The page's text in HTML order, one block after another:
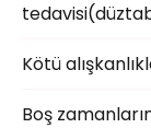
Kötü
Boş